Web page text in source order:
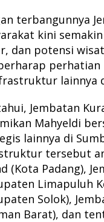
terbangunnya
kini
dan potensi
lainnya
Jembatan
Mahyeldi
lainnya di
tersebut
(Kota Padang),
Limapuluh
Solok),
Barat), dan